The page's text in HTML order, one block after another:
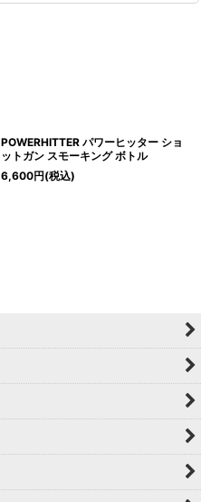
POWERHITTER パワーヒッター ショ
ットガン スモーキング ボトル
6,600円(税込)